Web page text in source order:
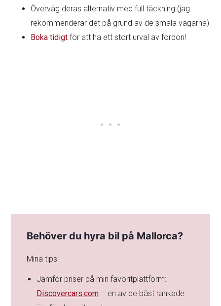
Överväg deras alternativ med full täckning (jag
rekommenderar det på grund av de smala vägarna)
Boka tidigt för att ha ett stort urval av fordon!
Behöver du hyra bil på Mallorca?
Mina tips:
Jämför priser på min favoritplattform:
Discovercars.com – en av de bäst rankade